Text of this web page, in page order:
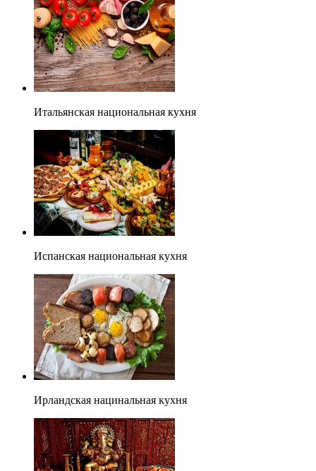
Итальянская национальная кухня
Испанская национальная кухня
Ирландская нацинальная кухня